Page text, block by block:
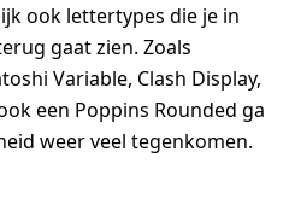
ook lettertypes die je in
gaat zien. Zoals
Variable, Clash Display,
een Poppins Rounded ga
weer veel tegenkomen.